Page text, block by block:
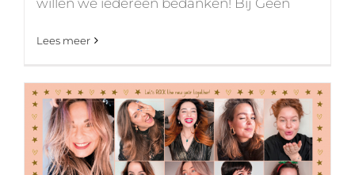
willen we iedereen bedanken! Bij Geen
Lees meer